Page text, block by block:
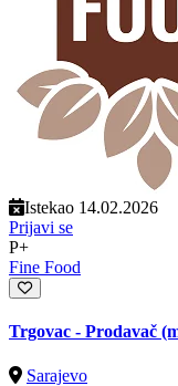
Istekao 14.02.2026
Prijavi se
P+
Fine Food
Trgovac - Prodavač
Sarajevo